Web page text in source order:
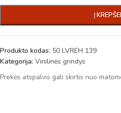
Į
Produkto kodas: 50 LVREH 139
Kategorija: Vinilinės grindys
Prekės atspalvis gali skirtis nuo